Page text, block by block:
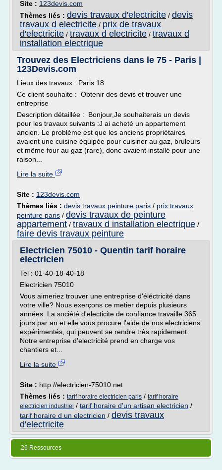
Site : 123devis.com
Thèmes liés : devis travaux d'electricite / devis
travaux d electricite / prix de travaux
d'electricite / travaux d electricite / travaux d
installation electrique
Trouvez des Electriciens dans le 75 - Paris |
123Devis.com
Lieux des travaux : Paris 18
Ce client souhaite : Obtenir des devis et trouver une
entreprise
Description détaillée : Bonjour,Je souhaiterais un devis
pour les travaux suivants :J ai acheté un appartement
ancien. Le problème est que les anciens propriétaires
avaient une cuisine équipée pour cuisiner au gaz, bruleurs
et même four au gaz (rare), donc avaient installé pour une
raison...
Lire la suite
Site : 123devis.com
Thèmes liés : devis travaux peinture paris / prix travaux
peinture paris / devis travaux de peinture
appartement / travaux d installation electrique /
faire devis travaux peinture
Electricien 75010 - Quentin tarif horaire
electricien
Tel : 01-40-18-40-18
Electricien 75010
Vous aimeriez trouver une entreprise d'éléctricité dans
votre ville? Nous exerçons ce metier depuis plusieurs
années. La société d'electicite de confiance travaille 365
jours par an et elle vous procure l'aide de nos electriciens
expérimentés, qui peuvent se rendre très rapidement.
Notre entreprise d'electricité prend en charge vos
chantiers et...
Lire la suite
Site : http://electricien-75010.net
Thèmes liés : tarif horaire electricien paris / tarif horaire
electricien industriel / tarif horaire d'un artisan electricien /
tarif horaire d un electricien / devis travaux
d'electricite
26 Ressources